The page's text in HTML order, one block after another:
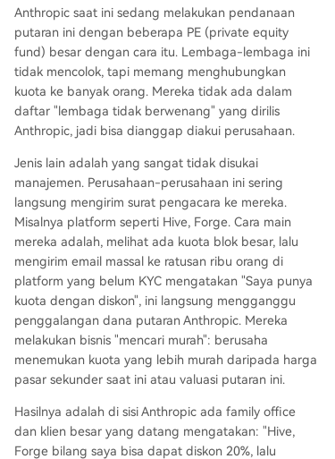
Anthropic saat ini sedang melakukan pendanaan
putaran ini dengan beberapa PE (private equity
fund) besar dengan cara itu. Lembaga-lembaga ini
tidak mencolok, tapi memang menghubungkan
kuota ke banyak orang. Mereka tidak ada dalam
daftar "lembaga tidak berwenang" yang dirilis
Anthropic, jadi bisa dianggap diakui perusahaan.
Jenis lain adalah yang sangat tidak disukai
manajemen. Perusahaan-perusahaan ini sering
langsung mengirim surat pengacara ke mereka.
Misalnya platform seperti Hive, Forge. Cara main
mereka adalah, melihat ada kuota blok besar, lalu
mengirim email massal ke ratusan ribu orang di
platform yang belum KYC mengatakan "Saya punya
kuota dengan diskon", ini langsung mengganggu
penggalangan dana putaran Anthropic. Mereka
melakukan bisnis "mencari murah": berusaha
menemukan kuota yang lebih murah daripada harga
pasar sekunder saat ini atau valuasi putaran ini.
Hasilnya adalah di sisi Anthropic ada family office
dan klien besar yang datang mengatakan: "Hive,
Forge bilang saya bisa dapat diskon 20%, lalu